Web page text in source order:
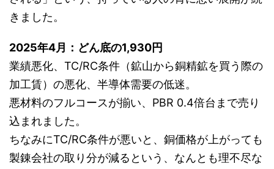
きました。
2025年4月：どん底の1,930円
業績悪化、TC/RC条件（鉱山から銅精鉱を買う際の
加工賃）の悪化、半導体需要の低迷。
悪材料のフルコースが揃い、PBR 0.4倍台まで売り
込まれました。
ちなみにTC/RC条件が悪いと、銅価格が上がっても
製錬会社の取り分が減るという、なんとも理不尽な